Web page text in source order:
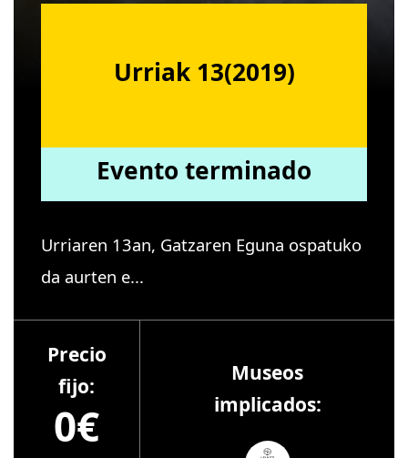
Urriak 13(2019)
Evento terminado
Urriaren 13an, Gatzaren Eguna ospatuko
da aurten e...
Precio
fijo:
0€
Museos
implicados: